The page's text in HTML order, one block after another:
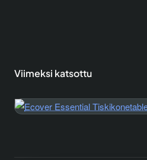
Viimeksi katsottu